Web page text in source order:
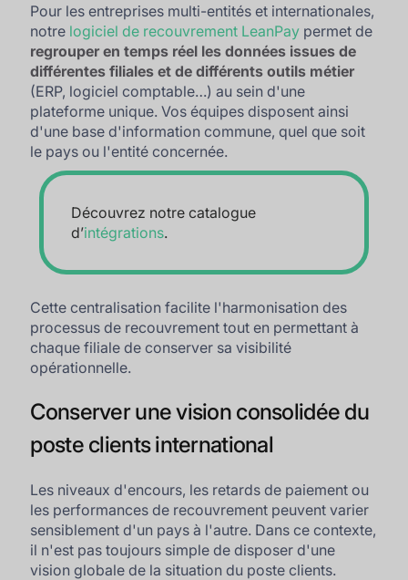
Pour les entreprises multi-entités et internationales,
notre logiciel de recouvrement LeanPay permet de
regrouper en temps réel les données issues de
différentes filiales et de différents outils métier
(ERP, logiciel comptable…) au sein d'une
plateforme unique. Vos équipes disposent ainsi
d'une base d'information commune, quel que soit
le pays ou l'entité concernée.
Découvrez notre catalogue
d’intégrations.
Cette centralisation facilite l'harmonisation des
processus de recouvrement tout en permettant à
chaque filiale de conserver sa visibilité
opérationnelle.
Conserver une vision consolidée du
poste clients international
Les niveaux d'encours, les retards de paiement ou
les performances de recouvrement peuvent varier
sensiblement d'un pays à l'autre. Dans ce contexte,
il n'est pas toujours simple de disposer d'une
vision globale de la situation du poste clients.